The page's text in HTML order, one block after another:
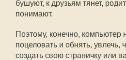
бушуют, к друзьям тянет,
понимают.
Поэтому, конечно, компьютер
поцеловать и обнять, увлечь,
создать свою страничку или